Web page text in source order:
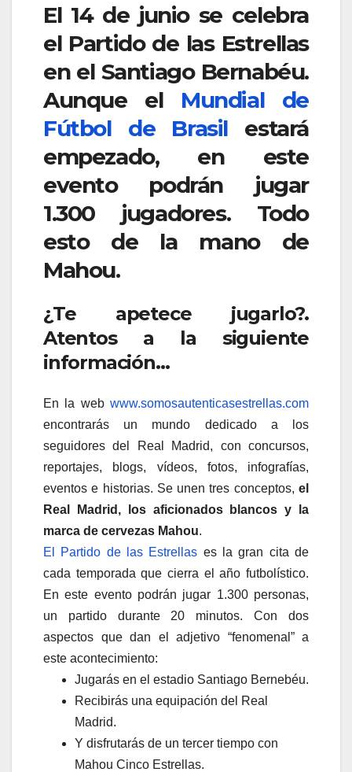
El 14 de junio se celebra
el Partido de las Estrellas
en el Santiago Bernabéu.
Aunque el Mundial de
Fútbol de Brasil estará
empezado, en este
evento podrán jugar
1.300 jugadores. Todo
esto de la mano de
Mahou.
¿Te apetece jugarlo?.
Atentos a la siguiente
información…
En la web www.somosautenticasestrellas.com
encontrarás un mundo dedicado a los
seguidores del Real Madrid, con concursos,
reportajes, blogs, vídeos, fotos, infografías,
eventos e historias. Se unen tres conceptos, el
Real Madrid, los aficionados blancos y la
marca de cervezas Mahou.
El Partido de las Estrellas es la gran cita de
cada temporada que cierra el año futbolístico.
En este evento podrán jugar 1.300 personas,
un partido durante 20 minutos. Con dos
aspectos que dan el adjetivo “fenomenal” a
este acontecimiento:
Jugarás en el estadio Santiago Bernebéu.
Recibirás una equipación del Real
Madrid.
Y disfrutarás de un tercer tiempo con
Mahou Cinco Estrellas.